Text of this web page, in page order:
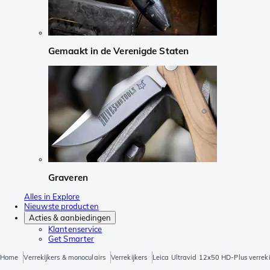
Gemaakt in de Verenigde Staten
Graveren
Alles in Explore
Nieuwste producten
Acties & aanbiedingen
Klantenservice
Get Smarter
Home Verrekijkers & monoculairs Verrekijkers Leica Ultravid 12x50 HD-Plus